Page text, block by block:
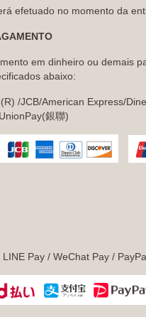
efetuado no momento da
em dinheiro ou demais
abaixo:
/JCB/American Express/
銀聯)
LINE Pay / WeChat Pay /